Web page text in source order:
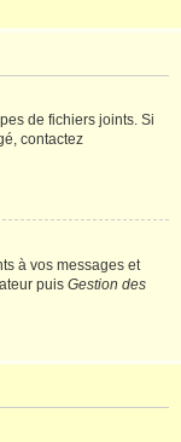
de fichiers joints. Si
contactez
à vos messages et
puis Gestion des